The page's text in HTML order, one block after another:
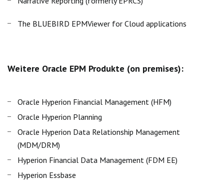
The BLUEBIRD EPMViewer for Cloud applications
Weitere Oracle EPM Produkte (on premises):
Oracle Hyperion Financial Management (HFM)
Oracle Hyperion Planning
Oracle Hyperion Data Relationship Management
(MDM/DRM)
Hyperion Financial Data Management (FDM EE)
Hyperion Essbase